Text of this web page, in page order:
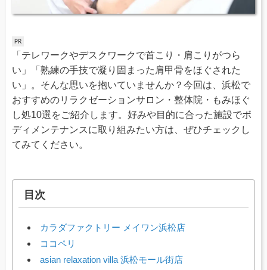
「テレワークやデスクワークで首こり・肩こりがつら
い」「熟練の手技で凝り固まった肩甲骨をほぐされた
い」。そんな思いを抱いていませんか？今回は、浜松で
おすすめのリラクゼーションサロン・整体院・もみほぐ
し処10選をご紹介します。好みや目的に合った施設でボ
ディメンテナンスに取り組みたい方は、ぜひチェックし
てみてください。
目次
カラダファクトリー メイワン浜松店
ココペリ
asian relaxation villa 浜松モール街店